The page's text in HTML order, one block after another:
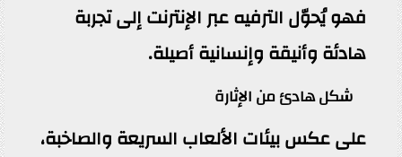
فهو يُحوّل الترفيه عبر الإنترنت إلى تجربة
هادئة وأنيقة وإنسانية أصيلة.
شكل هادئ من الإثارة
على عكس بيئات الألعاب السريعة والصاخبة،